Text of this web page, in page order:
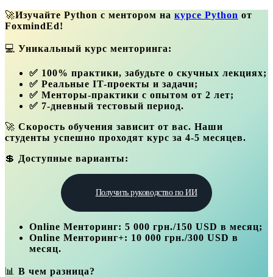
🚀Изучайте Python с ментором на курсе Python от
FoxmindEd!
💻 Уникальный курс менторинга:
✅ 100% практики, забудьте о скучных лекциях;
✅ Реальные IT-проекты и задачи;
✅ Менторы-практики с опытом от 2 лет;
✅ 7-дневный тестовый период.
🚀 Скорость обучения зависит от вас. Наши
студенты успешно проходят курс за 4-5 месяцев.
💲 Доступные варианты:
Получить руководство по ИИ
Online Менторинг: 5 000 грн./150 USD в месяц;
Online Менторинг+: 10 000 грн./300 USD в
месяц.
📊 В чем разница?